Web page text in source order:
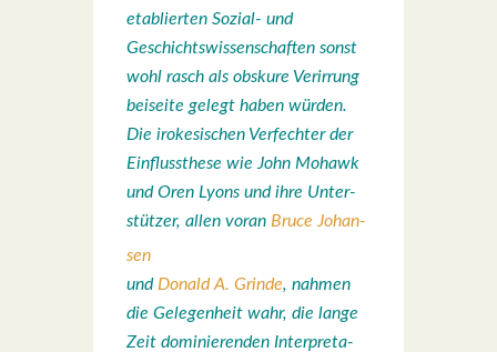
eta­blier­ten Sozi­al- und
Geschichts­wis­sen­schaf­ten sonst
wohl rasch als obsku­re Ver­ir­rung
bei­sei­te gelegt haben wür­den.
Die iro­ke­si­schen Ver­fech­ter der
Ein­fluss­the­se wie John Mohawk
und Oren Lyons und ihre Unter­
stüt­zer, allen vor­an Bruce Johan­
sen
und Donald A. Grin­de, nah­men
die Gele­gen­heit wahr, die lan­ge
Zeit domi­nie­ren­den Inter­pre­ta­